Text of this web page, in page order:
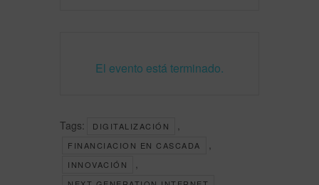
El evento está terminado.
Tags: DIGITALIZACIÓN ,
FINANCIACION EN CASCADA ,
INNOVACIÓN ,